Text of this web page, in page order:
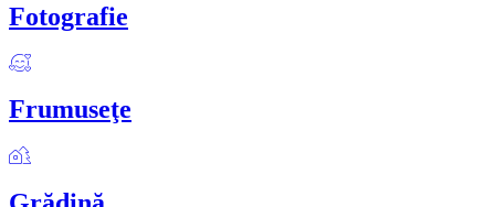
Fotografie
Frumuseţe